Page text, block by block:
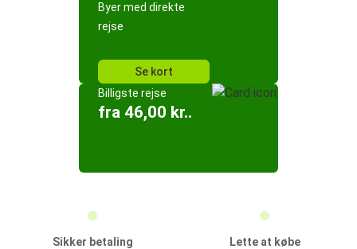
Byer med direkte
rejse
Se kort
Billigste rejse
fra 46,00 kr..
Sikker betaling
Lette at købe